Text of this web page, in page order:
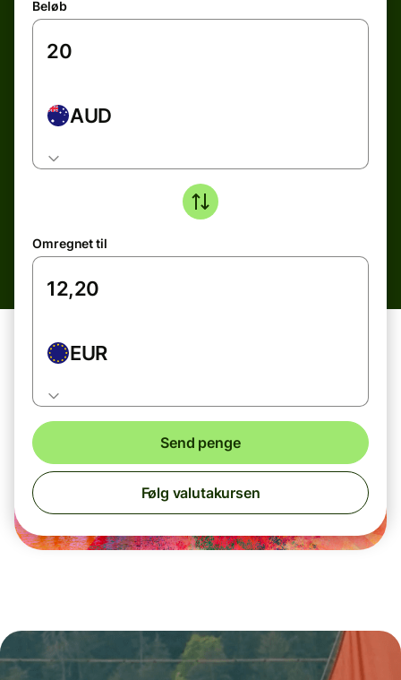
Beløb
AUD
Omregnet til
EUR
Send penge
Følg valutakursen